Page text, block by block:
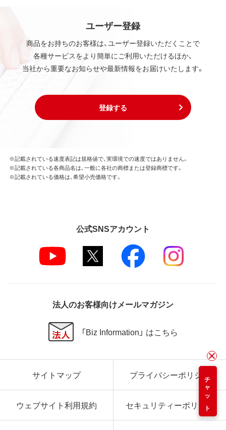
ユーザー登録
商品をお持ちのお客様は、ユーザー登録いただくことで
各種サービスをより簡単にご利用いただけるほか、
当社から重要なお知らせや最新情報をお届けいたします。
登録する
チャット
※記載されている速度表記は規格値で、実環境での速度ではありません。
※記載されている各商品名は、一般に各社の商標または登録商標です。
※記載されている価格は、希望小売価格です。
公式SNSアカウント
法人のお客様向けメールマガジン
「Biz Information」 はこちら
サイトマップ プライバシーポリシー
ウェブサイト利用規約 セキュリティーポリシー